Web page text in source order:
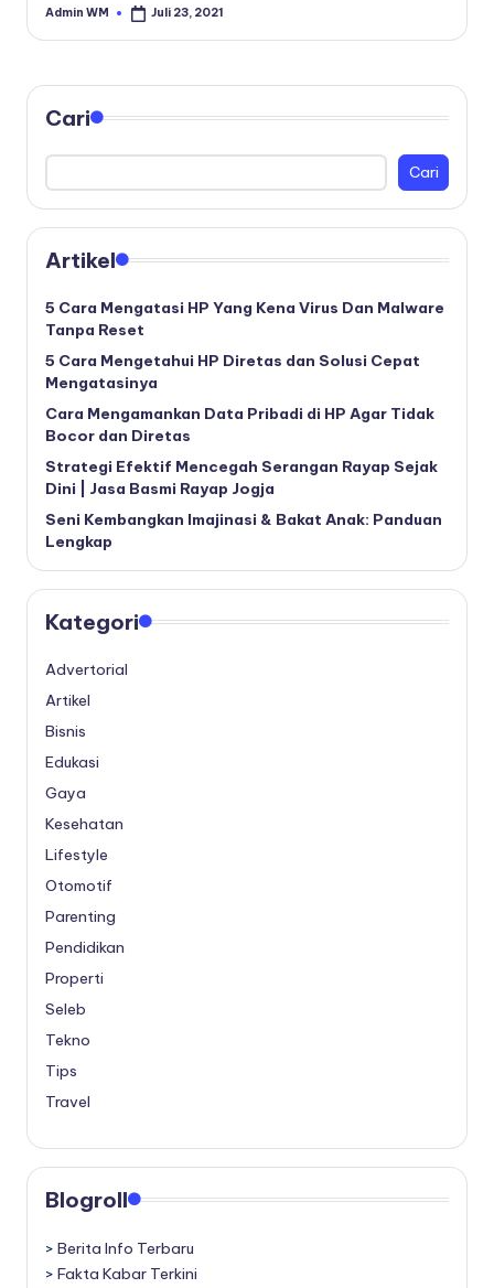
Posted
Admin WM Juli 23, 2021
Cari
Cari
Artikel
5 Cara Mengatasi HP Yang Kena Virus Dan Malware
Tanpa Reset
5 Cara Mengetahui HP Diretas dan Solusi Cepat
Mengatasinya
Cara Mengamankan Data Pribadi di HP Agar Tidak
Bocor dan Diretas
Strategi Efektif Mencegah Serangan Rayap Sejak
Dini | Jasa Basmi Rayap Jogja
Seni Kembangkan Imajinasi & Bakat Anak: Panduan
Lengkap
Kategori
Advertorial
Artikel
Bisnis
Edukasi
Gaya
Kesehatan
Lifestyle
Otomotif
Parenting
Pendidikan
Properti
Seleb
Tekno
Tips
Travel
Blogroll
> Berita Info Terbaru
> Fakta Kabar Terkini